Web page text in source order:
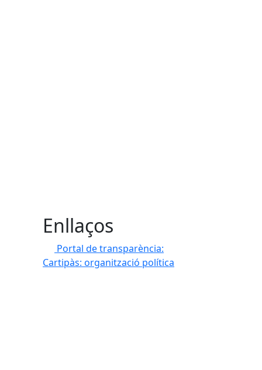
Enllaços
Portal de transparència:
Cartipàs: organització política